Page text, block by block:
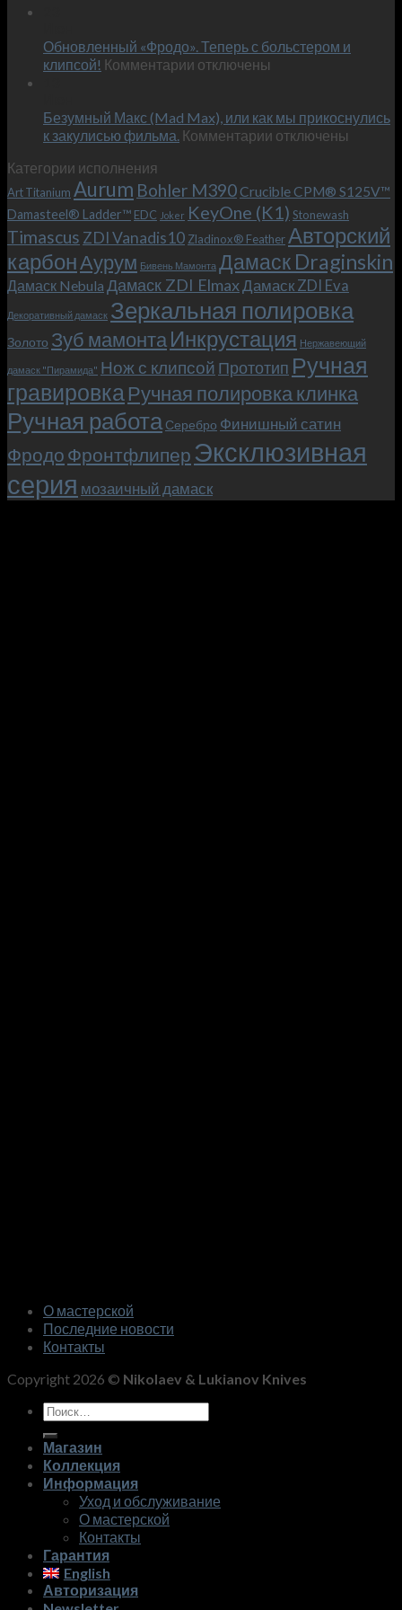
–
и
KeyOne
Обновленный «Фродо». Теперь с больстером и
клипсой! Комментарии к
«Фродо».
Теперь
и
клипсой!
отключены
Безумный Макс (Mad Max), или как мы прикоснулись
к закулисью фильма. Комментарии к
Макс
(Mad
Max),
или
как
мы
прикоснулись
к
фильма.
отключены
Категории исполнения
Art Titanium Aurum Bohler M390Crucible CPM® S125V™
Damasteel® Ladder™ EDC Joker KeyOne (K1) Stonewash
Timascus ZDI Vanadis10 Zladinox® FeatherАвторский
карбонАурум Бивень Мамонта Дамаск Draginskin
Дамаск Nebula Дамаск ZDI ElmaxДамаск ZDI Eva
Декоративный дамаск Зеркальная полировка
Золото Зуб мамонтаИнкрустация Нержавеющий
дамаск "Пирамида" Нож с клипсой Прототип Ручная
гравировкаРучная полировка клинка
Ручная работа Серебро Финишный сатин
Фродо Фронтфлипер Эксклюзивная
серия мозаичный дамаск
О мастерской
Последние новости
Контакты
Copyright 2026 © Nikolaev & Lukianov Knives
Искать:
Магазин
Коллекция
Информация
Уход и обслуживание
О мастерской
Контакты
Гарантия
English
Авторизация